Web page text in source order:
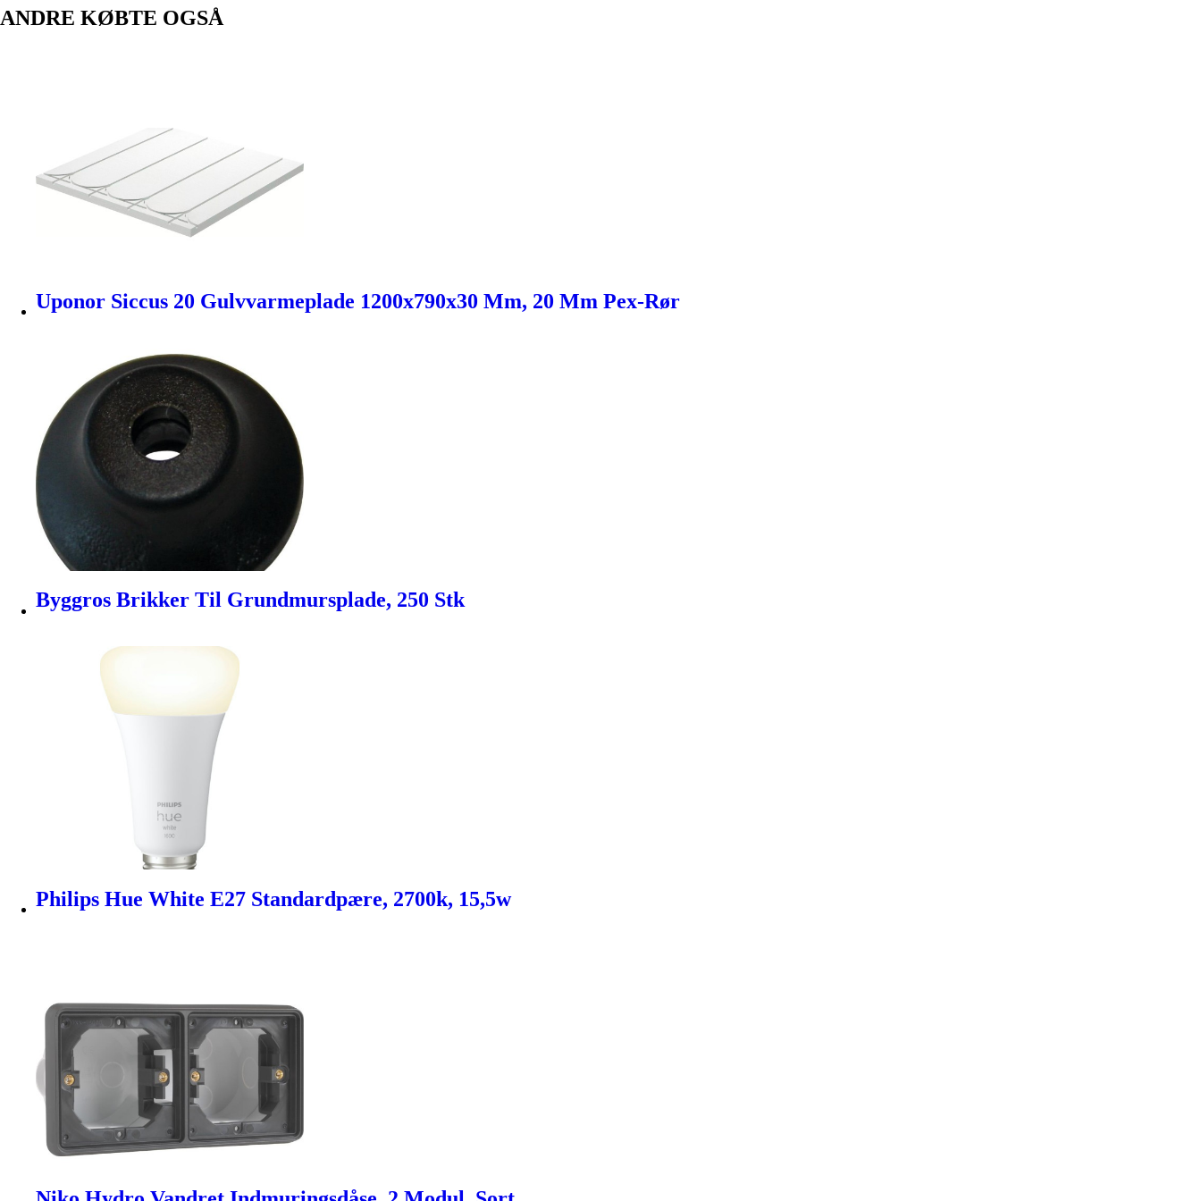
ANDRE KØBTE OGSÅ
Uponor Siccus 20 Gulvvarmeplade 1200x790x30 Mm, 20 Mm Pex-Rør
Byggros Brikker Til Grundmursplade, 250 Stk
Philips Hue White E27 Standardpære, 2700k, 15,5w